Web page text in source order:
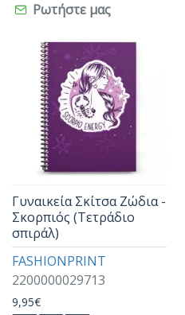
Ρωτήστε μας
FASHIONPRINT
2200000029713
Γυναικεία Σκίτσα Ζώδια -
Σκορπιός (Τετράδιο
σπιράλ)
9,95€